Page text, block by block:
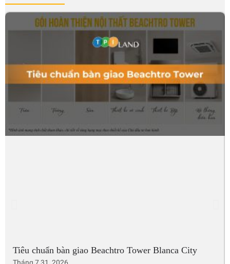
Tiêu chuẩn bàn giao Beachtro Tower Blanca City
Tháng 7 31, 2026